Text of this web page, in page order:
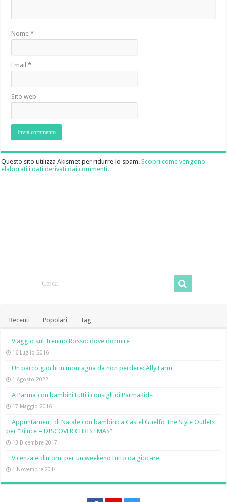
Nome*
Email*
Sito web
Questo sito utilizza Akismet per ridurre lo spam.Scopri come vengono
elaborati i dati derivati dai commenti.
Recenti Popolari Tag
Viaggio sul Trenino Rosso: dove dormire
16 Luglio 2016
Un parco giochi in montagna da non perdere: Ally Farm
1 Agosto 2022
A Parma con bambini tutti i consigli di ParmaKids
17 Maggio 2016
Appuntamenti di Natale con bambini: a Castel Guelfo The Style Outlets
per “Riluce – DISCOVER CHRISTMAS”
13 Dicembre 2017
Vicenza e dintorni per un weekend tutto da giocare
1 Novembre 2014